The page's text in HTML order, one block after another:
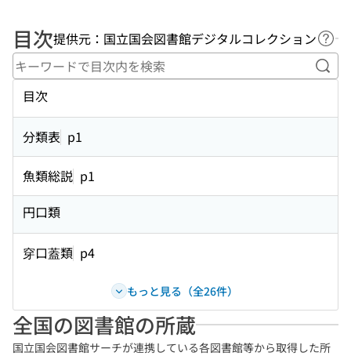
目次提供元：国立国会図書館デジタルコレクション ヘ
キ
目次
分類表 p1
魚類総説 p1
円口類
穿口蓋類 p4
もっと見る（全26件）
全国の図書館の所蔵
国立国会図書館サーチが連携している各図書館等から取得した所